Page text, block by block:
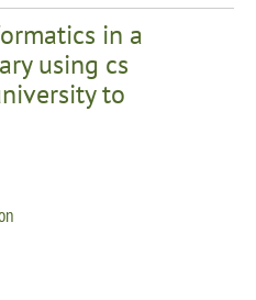
in a
using cs
to